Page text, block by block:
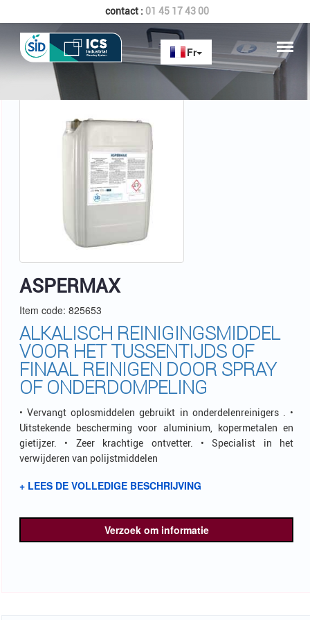
contact : 01 45 17 43 00
Home ASPERMAX
ASPERMAX
Item code: 825653
ALKALISCH REINIGINGSMIDDEL
VOOR HET TUSSENTIJDS OF
FINAAL REINIGEN DOOR SPRAY
OF ONDERDOMPELING
• Vervangt oplosmiddelen gebruikt in onderdelenreinigers . •
Uitstekende bescherming voor aluminium, kopermetalen en
gietijzer. • Zeer krachtige ontvetter. • Specialist in het
verwijderen van polijstmiddelen
+ LEES DE VOLLEDIGE BESCHRIJVING
Verzoek om informatie